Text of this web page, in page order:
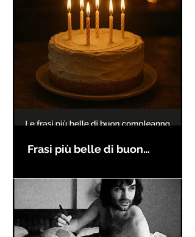
Frasi più belle di buon